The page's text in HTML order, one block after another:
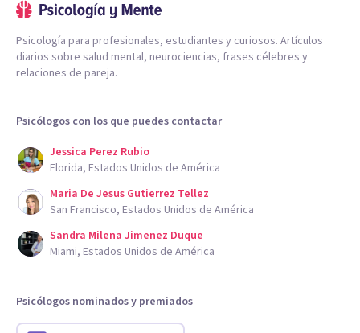
Psicología para profesionales, estudiantes y curiosos. Artículos
diarios sobre salud mental, neurociencias, frases célebres y
relaciones de pareja.
Psicólogos con los que puedes contactar
Jessica Perez Rubio
Florida, Estados Unidos de América
Maria De Jesus Gutierrez Tellez
San Francisco, Estados Unidos de América
Sandra Milena Jimenez Duque
Miami, Estados Unidos de América
Psicólogos nominados y premiados